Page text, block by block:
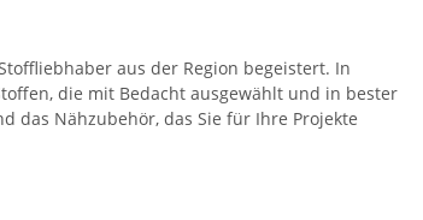
aus der Region begeistert. In
die mit Bedacht ausgewählt und in bester
das Nähzubehör, das Sie für Ihre Projekte